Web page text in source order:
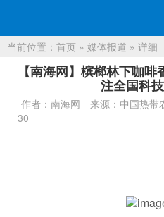
当前位置： 首页 » 媒体报道 » 详细
【南海网】槟榔林下咖
注全国科
作者：南海网 来源：中国热带
30